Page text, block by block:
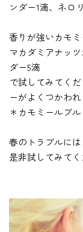
ンダー1滴、ネロ
香りが強いカモミ
マカダミアナッ
ダー5滴
で試してみてく
ーがよくつかわれ
＊カモミールブ
春のトラブルには
是非試してみてく